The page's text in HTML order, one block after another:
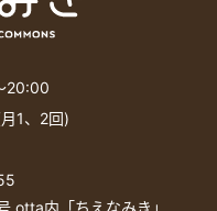
20:00
1、2回)